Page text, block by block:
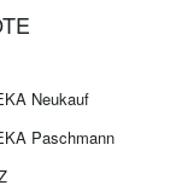
Neukauf
Paschmann